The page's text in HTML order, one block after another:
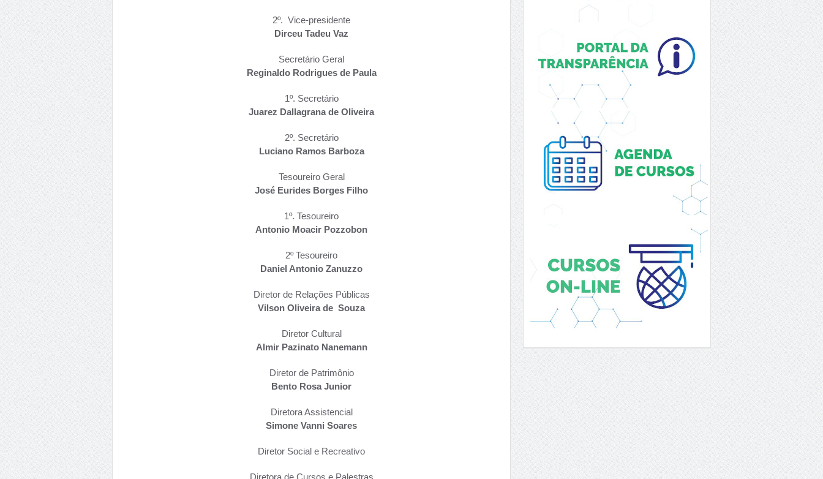
2º. Vice-presidente
Dirceu Tadeu Vaz
Secretário Geral
Reginaldo Rodrigues de Paula
1º. Secretário
Juarez Dallagrana de Oliveira
2º. Secretário
Luciano Ramos Barboza
Tesoureiro Geral
José Eurides Borges Filho
1º. Tesoureiro
Antonio Moacir Pozzobon
2º Tesoureiro
Daniel Antonio Zanuzzo
Diretor de Relações Públicas
Vilson Oliveira de Souza
Diretor Cultural
Almir Pazinato Nanemann
Diretor de Patrimônio
Bento Rosa Junior
Diretora Assistencial
Simone Vanni Soares
Diretor Social e Recreativo
Diretora de Cursos e Palestras